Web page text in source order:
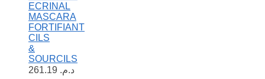
ECRINAL
MASCARA
FORTIFIANT
CILS
&
SOURCILS
د.م.